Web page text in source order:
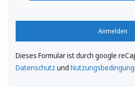
Anmelden
Dieses Formular ist durch google
Datenschutz und